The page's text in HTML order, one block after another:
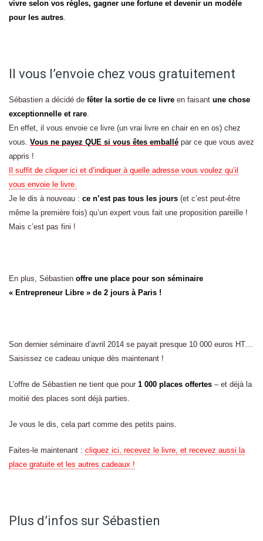
vivre selon vos règles, gagner une fortune et devenir un modèle
pour les autres.
Il vous l’envoie chez vous gratuitement
Sébastien a décidé de fêter la sortie de ce livre en faisant une chose
exceptionnelle et rare.
En effet, il vous envoie ce livre (un vrai livre en chair en en os) chez
vous. Vous ne payez QUE si vous êtes emballé par ce que vous avez
appris !
Il suffit de cliquer ici et d’indiquer à quelle adresse vous voulez qu’il
vous envoie le livre.
Je le dis à nouveau : ce n’est pas tous les jours (et c’est peut-être
même la première fois) qu’un expert vous fait une proposition pareille !
Mais c’est pas fini !
En plus, Sébastien offre une place pour son séminaire
« Entrepreneur Libre » de 2 jours à Paris !
Son dernier séminaire d’avril 2014 se payait presque 10 000 euros HT…
Saisissez ce cadeau unique dès maintenant !
L’offre de Sébastien ne tient que pour 1 000 places offertes – et déjà la
moitié des places sont déjà parties.
Je vous le dis, cela part comme des petits pains.
Faites-le maintenant : cliquez ici, recevez le livre, et recevez aussi la
place gratuite et les autres cadeaux !
Plus d’infos sur Sébastien